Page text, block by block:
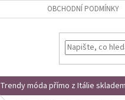
OBCHODNÍ PODMÍNKY
Trendy móda přímo z Itálie